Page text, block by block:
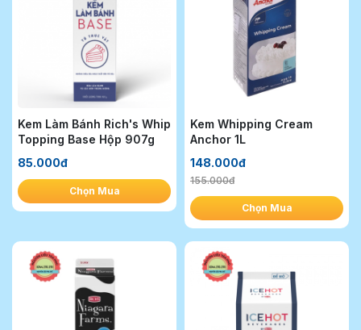
Kem Làm Bánh Rich's Whip
Topping Base Hộp 907g
85.000đ
Chọn Mua
Kem Whipping Cream
Anchor 1L
148.000đ
155.000đ
Chọn Mua